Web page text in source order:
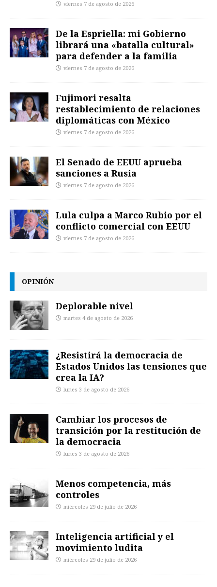
viernes 7 de agosto de 2026
De la Espriella: mi Gobierno
librará una «batalla cultural»
para defender a la familia
viernes 7 de agosto de 2026
Fujimori resalta
restablecimiento de relaciones
diplomáticas con México
viernes 7 de agosto de 2026
El Senado de EEUU aprueba
sanciones a Rusia
viernes 7 de agosto de 2026
Lula culpa a Marco Rubio por el
conflicto comercial con EEUU
viernes 7 de agosto de 2026
OPINIÓN
Deplorable nivel
martes 4 de agosto de 2026
¿Resistirá la democracia de
Estados Unidos las tensiones que
crea la IA?
lunes 3 de agosto de 2026
Cambiar los procesos de
transición por la restitución de
la democracia
lunes 3 de agosto de 2026
Menos competencia, más
controles
miércoles 29 de julio de 2026
Inteligencia artificial y el
movimiento ludita
miércoles 29 de julio de 2026